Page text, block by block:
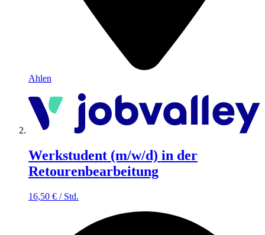
Ahlen
Werkstudent (m/w/d) in der
Retourenbearbeitung
16,50 € / Std.